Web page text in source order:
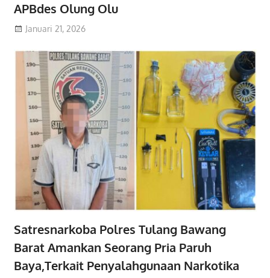
APBdes Olung Olu
Januari 21, 2026
Satresnarkoba Polres Tulang Bawang
Barat Amankan Seorang Pria Paruh
Baya,Terkait Penyalahgunaan Narkotika